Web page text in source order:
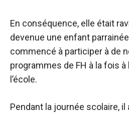
En conséquence, elle était
devenue une enfant
commencé à participer à de
programmes de FH à la fois à
l’école.
Pendant la journée scolaire, il